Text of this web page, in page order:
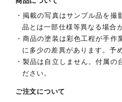
掲載の写真はサンプル品を撮
品とは一部仕様等異なる場合
商品の塗装は彩色工程が手作
に多少の差異があります。予
製品は自立しません。付属の
ださい。
ご注文について